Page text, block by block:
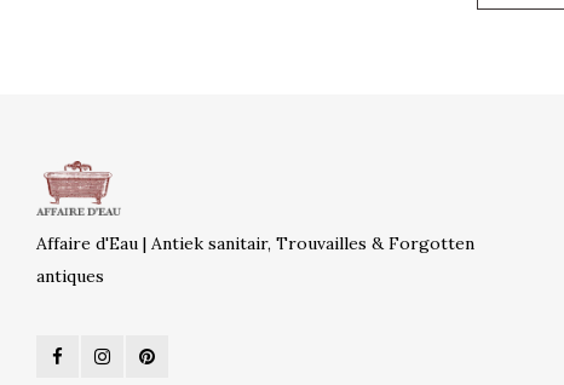
Affaire d'Eau | Antiek sanitair, Trouvailles & Forgotten
antiques